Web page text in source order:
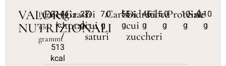
VALORI
NUTRIZIONALI
Per
100
grammi
Energia
2144
kJ
/
513
kcal
Grassi
totali
27
g
Di
cui
saturi
7,0
g
Carboidrati
55
g
Di
cui
zuccheri
46
g
Fibre
5,0
g
Proteine
10
g
Sale
0,10
g